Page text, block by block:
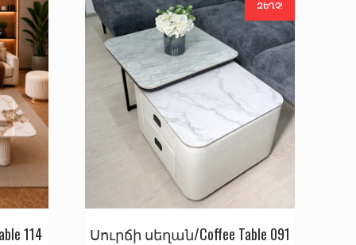
114
ԶԵՂՉ!
Սուրճի սեղան/Coffee Table 091